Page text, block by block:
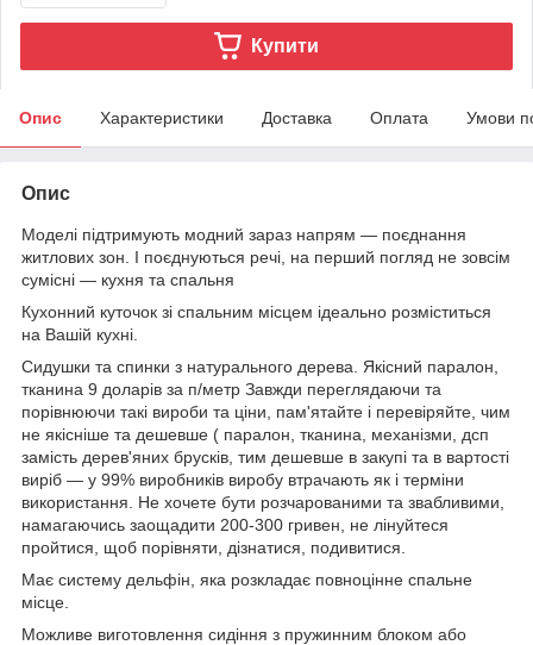
Купити
Опис Характеристики Доставка Оплата Умови
Опис
Моделі підтримують модний зараз напрям — поєднання
житлових зон. І поєднуються речі, на перший погляд не зовсім
сумісні — кухня та спальня
Кухонний куточок зі спальним місцем ідеально розміститься
на Вашій кухні.
Сидушки та спинки з натурального дерева. Якісний паралон,
тканина 9 доларів за п/метр Завжди переглядаючи та
порівнюючи такі вироби та ціни, пам'ятайте і перевіряйте, чим
не якісніше та дешевше ( паралон, тканина, механізми, дсп
замість дерев'яних брусків, тим дешевше в закупі та в вартості
виріб — у 99% виробників виробу втрачають як і терміни
використання. Не хочете бути розчарованими та звабливими,
намагаючись заощадити 200-300 гривен, не лінуйтеся
пройтися, щоб порівняти, дізнатися, подивитися.
Має систему дельфін, яка розкладає повноцінне спальне
місце.
Можливе виготовлення сидіння з пружинним блоком або